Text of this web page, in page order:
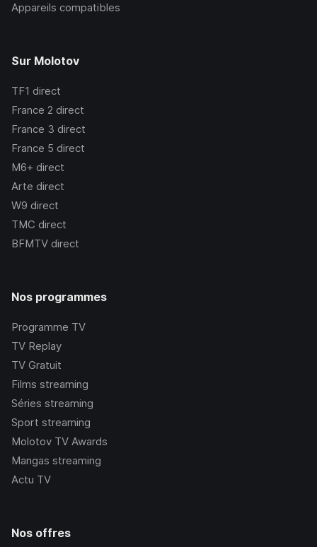
Appareils compatibles
Sur Molotov
TF1 direct
France 2 direct
France 3 direct
France 5 direct
M6+ direct
Arte direct
W9 direct
TMC direct
BFMTV direct
Nos programmes
Programme TV
TV Replay
TV Gratuit
Films streaming
Séries streaming
Sport streaming
Molotov TV Awards
Mangas streaming
Actu TV
Nos offres